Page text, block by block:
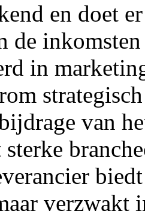
en doet
de
in
van
maar